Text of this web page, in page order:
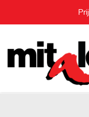
content